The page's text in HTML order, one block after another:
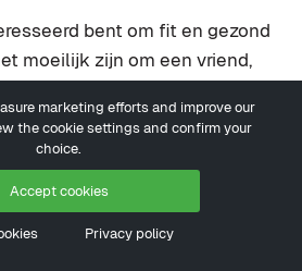
bent om fit en gezond
moeilijk zijn om een vriend,
leven heeft. Misschien heb je
veel overgewicht, of een
is door haar figuur – maar die
te doen. Het is dan erg
erop aan te spreken zonder
marketing efforts and improve our
the cookie settings and confirm your
choice.
Accept cookies
Privacy policy